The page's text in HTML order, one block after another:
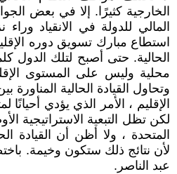
الخارجية كثيرًا. إلا في بعض
المالي للدولة في الانقياد
استطاع مبارك تسويق دوره
الحالية. حتى أصبح لتلك الدول
محلية وليس على المستوى
وتحاول القيادة الحالية المناورة
الإقليم ، الأمر الذي يؤدي
لكن تظل التبعية الاستراتيجية
المتحدة ، ولا أظن أن القيادة
لأن نتائج ذلك ستكون وخيمة.
عبد الناصر.